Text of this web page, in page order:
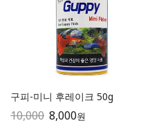
구피-미니 후레이크 50g
10,000 8,000원